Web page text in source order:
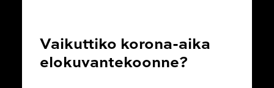
Vaikuttiko korona-aika
elokuvantekoonne?